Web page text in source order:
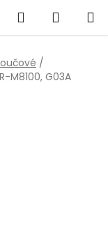
Hledat
KOŠÍK
/
M8100, G03A